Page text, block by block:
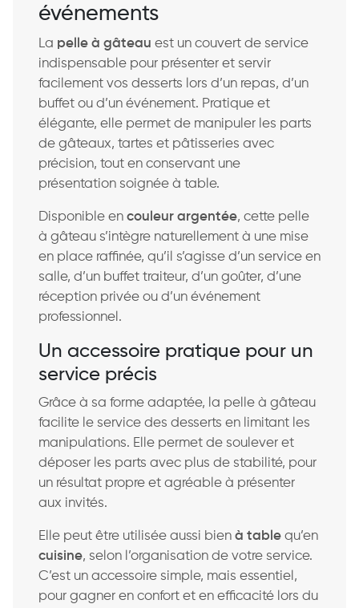
événements
La pelle à gâteau est un couvert de service
indispensable pour présenter et servir
facilement vos desserts lors d’un repas, d’un
buffet ou d’un événement. Pratique et
élégante, elle permet de manipuler les parts
de gâteaux, tartes et pâtisseries avec
précision, tout en conservant une
présentation soignée à table.
Disponible en couleur argentée, cette pelle
à gâteau s’intègre naturellement à une mise
en place raffinée, qu’il s’agisse d’un service en
salle, d’un buffet traiteur, d’un goûter, d’une
réception privée ou d’un événement
professionnel.
Un accessoire pratique pour un
service précis
Grâce à sa forme adaptée, la pelle à gâteau
facilite le service des desserts en limitant les
manipulations. Elle permet de soulever et
déposer les parts avec plus de stabilité, pour
un résultat propre et agréable à présenter
aux invités.
Elle peut être utilisée aussi bien à table qu’en
cuisine, selon l’organisation de votre service.
C’est un accessoire simple, mais essentiel,
pour gagner en confort et en efficacité lors du